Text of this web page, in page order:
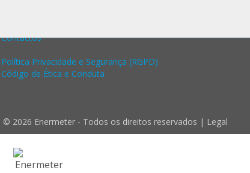
Contactos
Política Privacidade e Segurança (RGPD)
Código de Ética e Conduta
© 2026 Enermeter - Todos os direitos reservados | Legal